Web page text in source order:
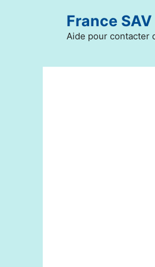
France SAV
Aide pour contacter